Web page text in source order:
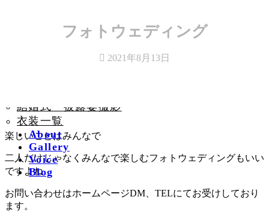
ッ
プ
移
動
前撮りロケーション撮
結婚式・披露宴撮影
衣装一覧
About
Gallery
Voice
Blog
フォトウェディング
2021年8月13日
楽しいことはみんなで
二人だけじゃなくみんなで楽しむフォトウェディングもいい
ですよね
お問い合わせはホームページDM、TELにてお受けしており
ます。